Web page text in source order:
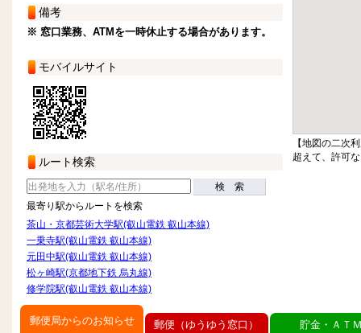
備考
※ 窓口業務、ATMを一時休止する場合があります。
モバイルサイト
ルート検索
検 索
最寄り駅からルートを検索
茶山・京都芸術大学駅(叡山電鉄 叡山本線)
一乗寺駅(叡山電鉄 叡山本線)
元田中駅(叡山電鉄 叡山本線)
松ヶ崎駅(京都地下鉄 烏丸線)
修学院駅(叡山電鉄 叡山本線)
【地図の二次
超えて、許可
郵便局からのお知らせ 郵便（ゆうゆう窓口） 貯金・ＡＴ